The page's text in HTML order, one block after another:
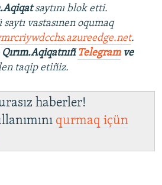
saytını blok etti.
vastasınen oqumaq
.
Qırım.Aqiqatnıñ Telegramve
taqip etiñiz.
haberler!
qurmaq içün